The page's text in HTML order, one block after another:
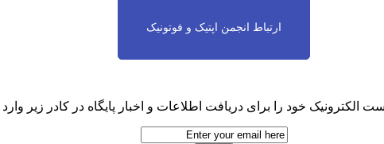
ارتباط انجمن اپتیک و فوتونیک
الکترونیک خود را برای دریافت اطلاعات و اخبار پایگاه در کادر زیر وارد